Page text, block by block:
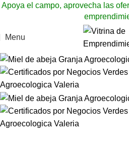
Apoya el campo, aprovecha las
Menu